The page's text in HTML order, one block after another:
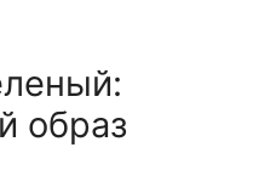
образ